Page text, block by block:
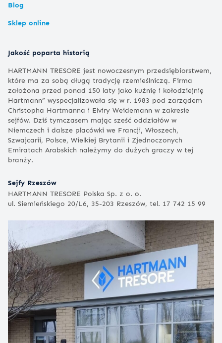
Blog
Sklep online
Jakość poparta historią
HARTMANN TRESORE jest nowoczesnym przedsiębiorstwem,
które ma za sobą długą tradycję rzemieślniczą. Firma
założona przed ponad 150 laty jako kuźnię i kołodziejnię
Hartmann” wyspecjalizowała się w r. 1983 pod zarządem
Christopha Hartmanna i Elviry Weidemann w zakresie
sejfów. Dziś tymczasem mając sześć oddziałów w
Niemczech i dalsze placówki we Francji, Włoszech,
Szwajcarii, Polsce, Wielkiej Brytanii i Zjednoczonych
Emiratach Arabskich należymy do dużych graczy w tej
branży.
Sejfy Rzeszów
HARTMANN TRESORE Polska Sp. z o. o.
ul. Siemieńskiego 20/L6, 35-203 Rzeszów, tel. 17 742 15 99